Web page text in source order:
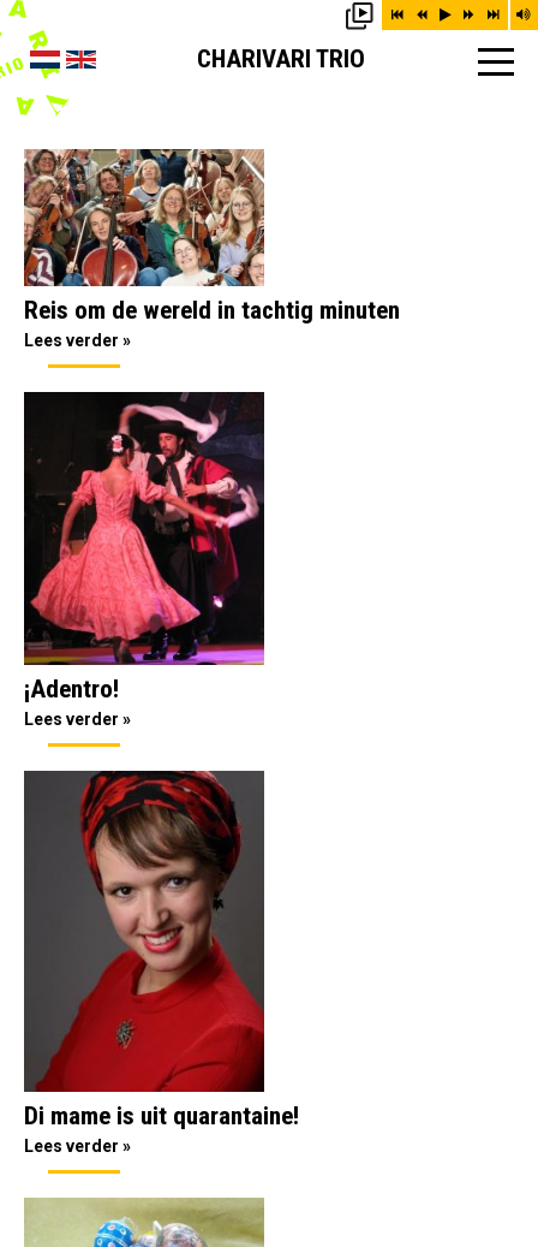
CHARIVARI TRIO
Reis om de wereld in tachtig minuten
Lees verder »
¡Adentro!
Lees verder »
Di mame is uit quarantaine!
Lees verder »